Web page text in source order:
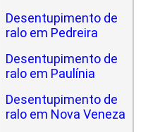
Desentupimento de
ralo em Pedreira
Desentupimento de
ralo em Paulínia
Desentupimento de
ralo em Nova Veneza